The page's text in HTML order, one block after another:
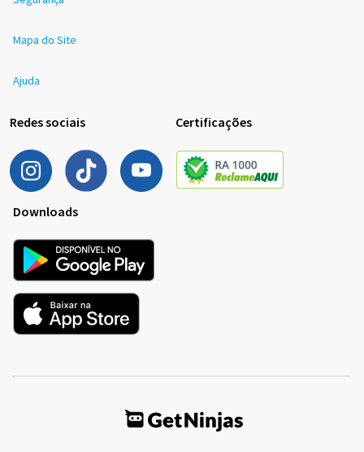
Mapa do Site
Ajuda
Redes sociais Certificações
Downloads